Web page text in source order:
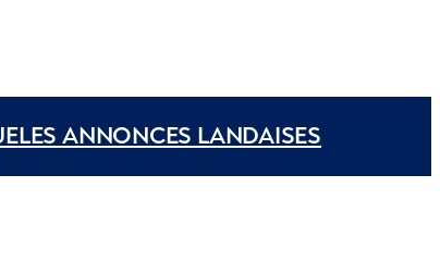
LES ANNONCES LANDAISES